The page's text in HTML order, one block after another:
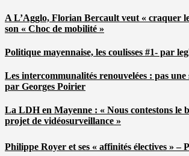
A L’Agglo, Florian Bercault veut « craquer
son « Choc de mobilité »
Politique mayennaise, les coulisses #1- par
Les intercommunalités renouvelées : pas
par Georges Poirier
La LDH en Mayenne : « Nous contestons le
projet de vidéosurveillance »
Philippe Royer et ses « affinités électives » –